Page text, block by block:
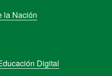
la Nación
Digital